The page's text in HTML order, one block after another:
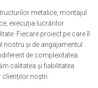
metalice, montajul
execuția lucrărilor
Fiecare proiect pe care îl
și de angajamentul
de complexitatea
calitatea și fiabilitatea
clienților noștri.